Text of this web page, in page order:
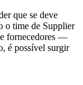
que se deve
o time de Supplier
fornecedores —
é possível surgir